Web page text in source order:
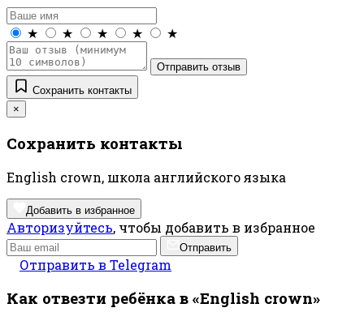
★ ★ ★ ★ ★
Отправить отзыв
Сохранить контакты
×
Сохранить контакты
English crown, школа английского языка
Добавить в избранное
Авторизуйтесь, чтобы добавить в избранное
Отправить
Отправить в Telegram
Как отвезти ребёнка в «English crown»